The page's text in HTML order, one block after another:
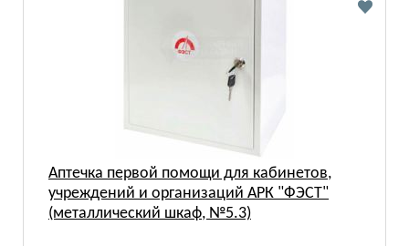
Аптечка первой помощи для кабинетов,
учреждений и организаций АРК "ФЭСТ"
(металлический шкаф, №5.3)